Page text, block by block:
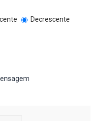
Decrescente